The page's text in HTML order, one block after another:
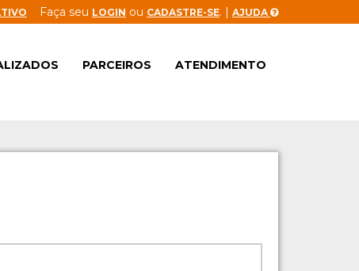
Faça seu LOGIN ou CADASTRE-SE. | AJUDA
PARCEIROS ATENDIMENTO